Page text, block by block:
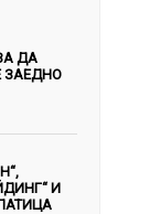
ДА
ЗАЕДНО
И